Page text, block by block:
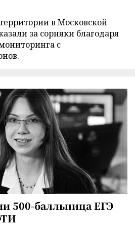
в Московской
за сорняки благодаря
с
500-балльница ЕГЭ